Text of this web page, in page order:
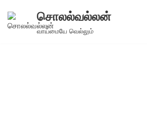
Skip
சொலல்வல்லன்
வாய்மையே வெல்லும்